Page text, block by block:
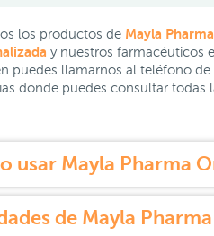
los productos de Mayla Pharma
y nuestros farmacéuticos
puedes llamarnos al teléfono
donde puedes consultar todas
usar Mayla Pharma
de Mayla